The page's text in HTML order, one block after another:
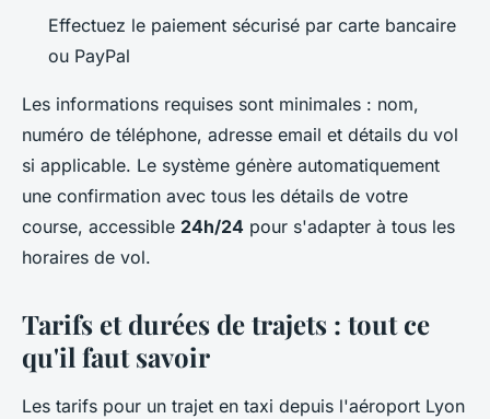
Effectuez le paiement sécurisé par carte bancaire
ou PayPal
Les informations requises sont minimales : nom,
numéro de téléphone, adresse email et détails du vol
si applicable. Le système génère automatiquement
une confirmation avec tous les détails de votre
course, accessible 24h/24 pour s'adapter à tous les
horaires de vol.
Tarifs et durées de trajets : tout ce
qu'il faut savoir
Les tarifs pour un trajet en taxi depuis l'aéroport Lyon